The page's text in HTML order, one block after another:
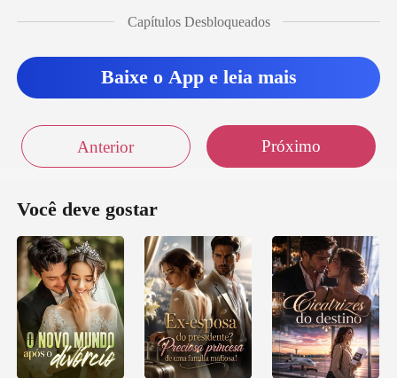
o aperto
Capítulos Desbloqueados
Baixe o App e leia mais
Anterior Próximo
Você deve gostar